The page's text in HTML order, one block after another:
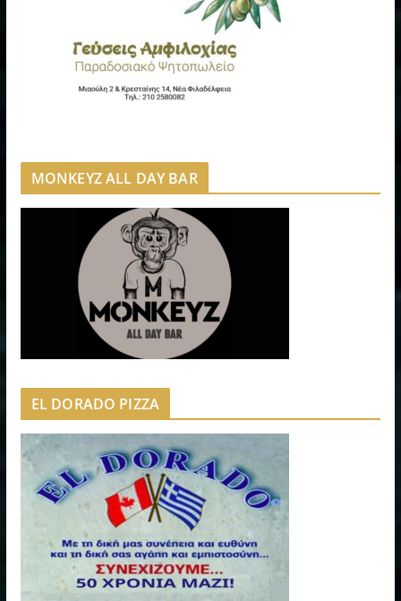
MONKEYZ ALL DAY BAR
EL DORADO PIZZA